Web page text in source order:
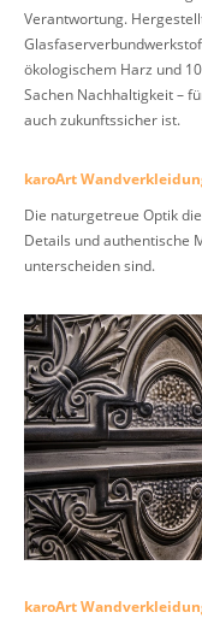
Verantwortung.
ökologischem Harz und
Sachen Nachhaltigkeit –
auch zukunftssicher ist.
karoArt
Die naturgetreue Optik
Details und authentische
unterscheiden sind.
karoArt